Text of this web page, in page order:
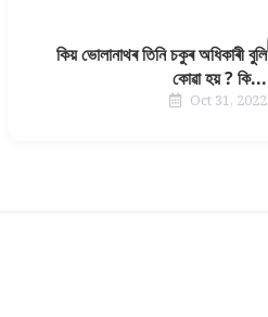
কিয় ভোলানাথৰ তিনি চকুৰ অধিকাৰী বুলি
কোৱা হয় ? কি...
Oct 31, 2022